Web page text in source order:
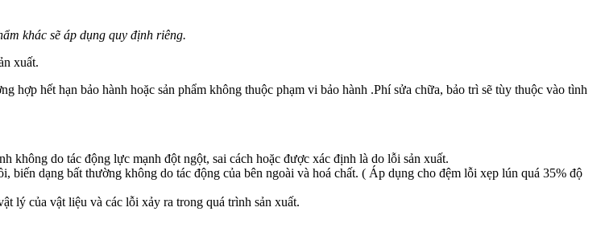
khác sẽ áp dụng quy định riêng.
xuất.
hợp hết hạn bảo hành hoặc sản phẩm không thuộc phạm vi bảo hành .Phí sửa chữa, bảo trì sẽ tùy thuộc vào tình
không do tác động lực mạnh đột ngột, sai cách hoặc được xác định là do lỗi sản xuất.
biến dạng bất thường không do tác động của bên ngoài và hoá chất. ( Áp dụng cho đệm lỗi xẹp lún quá 35% độ
lý của vật liệu và các lỗi xảy ra trong quá trình sản xuất.